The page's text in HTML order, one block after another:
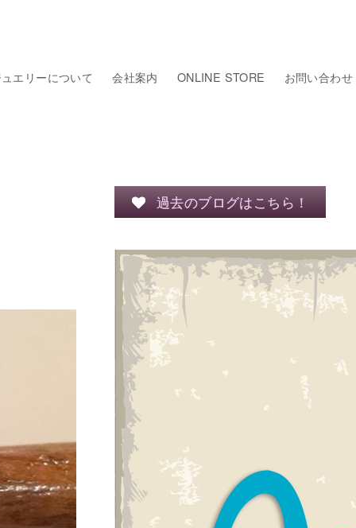
エリーについて 会社案内 ONLINE STORE お問い合わせ
過去のブログはこちら！